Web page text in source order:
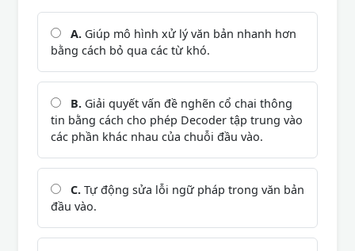
A. Giúp mô hình xử lý văn bản nhanh hơn
bằng cách bỏ qua các từ khó.
B. Giải quyết vấn đề nghẽn cổ chai thông
tin bằng cách cho phép Decoder tập trung vào
các phần khác nhau của chuỗi đầu vào.
C. Tự động sửa lỗi ngữ pháp trong văn bản
đầu vào.